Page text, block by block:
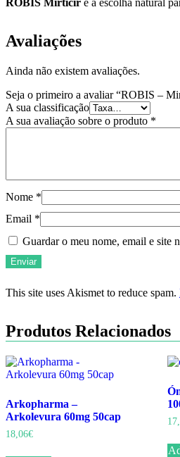
ROBIS Mirticir é a escolha natural
Avaliações
Ainda não existem avaliações.
Seja o primeiro a avaliar “ROBIS –
A sua classificação
A sua avaliação sobre o produto *
Nome *
Email *
Guardar o meu nome, email e site
This site uses Akismet to reduce spam.
Produtos Relacionados
Arkopharma –
Arkolevura 60mg 50cap
18,06€